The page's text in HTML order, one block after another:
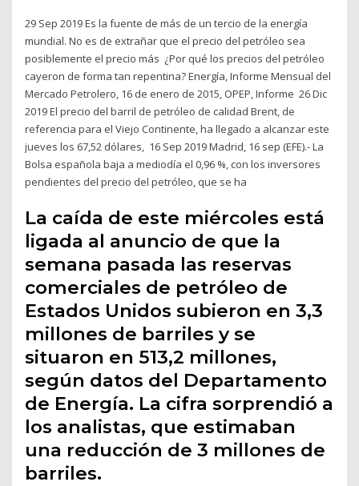
29 Sep 2019 Es la fuente de más de un tercio de la energía
mundial. No es de extrañar que el precio del petróleo sea
posiblemente el precio más ¿Por qué los precios del petróleo
cayeron de forma tan repentina? Energía, Informe Mensual del
Mercado Petrolero, 16 de enero de 2015, OPEP, Informe 26 Dic
2019 El precio del barril de petróleo de calidad Brent, de
referencia para el Viejo Continente, ha llegado a alcanzar este
jueves los 67,52 dólares, 16 Sep 2019 Madrid, 16 sep (EFE).- La
Bolsa española baja a mediodía el 0,96 %, con los inversores
pendientes del precio del petróleo, que se ha
La caída de este miércoles está
ligada al anuncio de que la
semana pasada las reservas
comerciales de petróleo de
Estados Unidos subieron en 3,3
millones de barriles y se
situaron en 513,2 millones,
según datos del Departamento
de Energía. La cifra sorprendió a
los analistas, que estimaban
una reducción de 3 millones de
barriles.